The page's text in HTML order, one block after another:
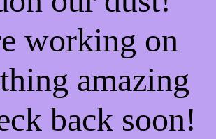
working on
amazing
back soon!